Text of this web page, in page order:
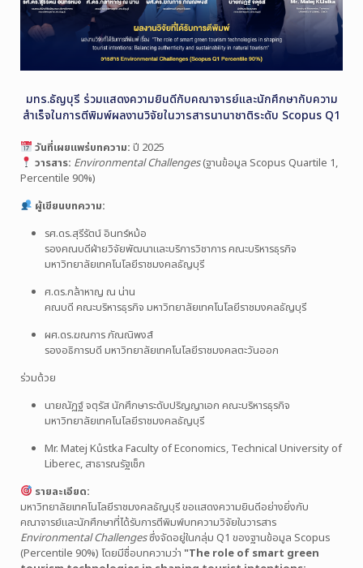
มทร.ธัญบุรี ร่วมแสดงความยินดีกับคณาจารย์และนักศึกษากับความ
สำเร็จในการตีพิมพ์ผลงานวิจัยในวารสารนานาชาติระดับ Scopus Q1
วันที่เผยแพร่บทความ: ปี 2025
วารสาร: Environmental Challenges(ฐานข้อมูล Scopus Quartile 1,
Percentile 90%)
ผู้เขียนบทความ:
รศ.ดร.สุรีรัตน์ อินทร์หม้อ
รองคณบดีฝ่ายวิจัยพัฒนาและบริการวิชาการ คณะบริหารธุรกิจ
มหาวิทยาลัยเทคโนโลยีราชมงคลธัญบุรี
ศ.ดร.กล้าหาญ ณ น่าน
คณบดี คณะบริหารธุรกิจ มหาวิทยาลัยเทคโนโลยีราชมงคลธัญบุรี
ผศ.ดร.ฆณการ ภัณณิพงส์
รองอธิการบดี มหาวิทยาลัยเทคโนโลยีราชมงคลตะวันออก
ร่วมด้วย
นายณัฏฐ์ จตุรัส นักศึกษาระดับปริญญาเอก คณะบริหารธุรกิจ
มหาวิทยาลัยเทคโนโลยีราชมงคลธัญบุรี
Mr. Matej Kůstka Faculty of Economics, Technical University of
Liberec, สาธารณรัฐเช็ก
รายละเอียด:
มหาวิทยาลัยเทคโนโลยีราชมงคลธัญบุรี ขอแสดงความยินดีอย่างยิ่งกับ
คณาจารย์และนักศึกษาที่ได้รับการตีพิมพ์บทความวิจัยในวารสาร
Environmental Challengesซึ่งจัดอยู่ในกลุ่ม Q1 ของฐานข้อมูล Scopus
(Percentile 90%) โดยมีชื่อบทความว่า "The role of smart green